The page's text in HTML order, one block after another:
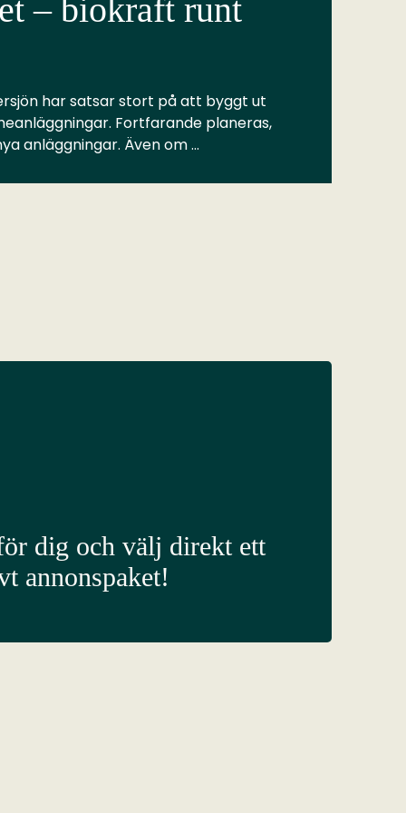
– biokraft runt
har satsar stort på att byggt ut
Fortfarande planeras,
anläggningar. Även om …
dig och välj direkt ett
annonspaket!